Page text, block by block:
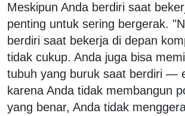
Meskipun Anda berdiri saat
penting untuk sering bergerak.
berdiri saat bekerja di depan
tidak cukup. Anda juga bisa
tubuh yang buruk saat berdiri —
karena Anda tidak membangun
yang benar, Anda tidak